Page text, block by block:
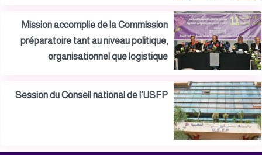
Mission accomplie de la Commission
préparatoire tant au niveau politique,
organisationnel que logistique
Session du Conseil national de l’USFP